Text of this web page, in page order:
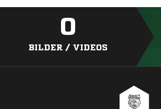
0
BILDER / VIDEOS